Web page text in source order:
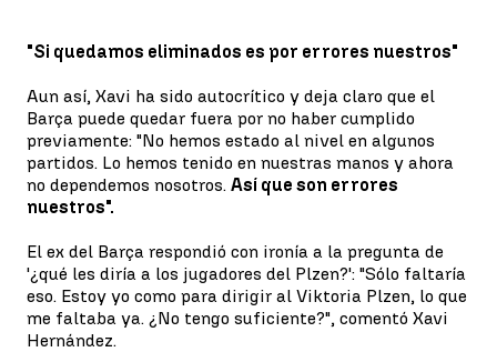
"Si quedamos eliminados es por errores nuestros"
Aun así, Xavi ha sido autocrítico y deja claro que el
Barça puede quedar fuera por no haber cumplido
previamente: "No hemos estado al nivel en algunos
partidos. Lo hemos tenido en nuestras manos y ahora
no dependemos nosotros. Así que son errores
nuestros".
El ex del Barça respondió con ironía a la pregunta de
'¿qué les diría a los jugadores del Plzen?': "Sólo faltaría
eso. Estoy yo como para dirigir al Viktoria Plzen, lo que
me faltaba ya. ¿No tengo suficiente?", comentó Xavi
Hernández.